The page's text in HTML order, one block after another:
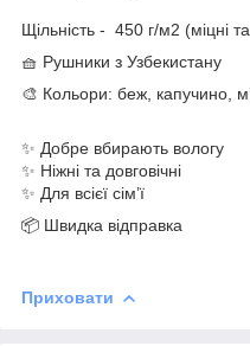
Щільність - 450 г/м2 (міцні
🧺 Рушники з Узбекистану
🎨 Кольори: беж, капучино,
✨ Добре вбирають вологу
✨ Ніжні та довговічні
✨ Для всієї сімʼї
📦 Швидка відправка
Приховати